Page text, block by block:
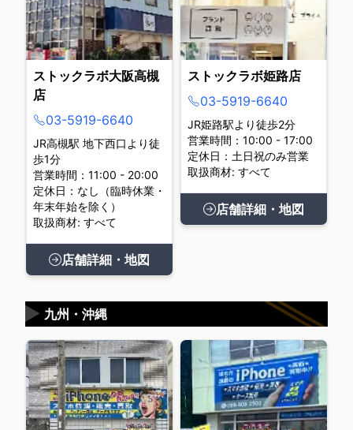
ストックラボ大阪高槻
店
03-5919-6640
JR高槻駅 地下西口より徒
歩1分
営業時間：11:00 - 20:00
定休日：なし（臨時休業・
年末年始を除く）
取扱商材: すべて
店舗詳細・地図
ストックラボ姫路店
03-5919-6640
JR姫路駅より徒歩2分
営業時間：10:00 - 17:00
定休日：土日祝のみ営業
取扱商材: すべて
店舗詳細・地図
九州・沖縄
▶